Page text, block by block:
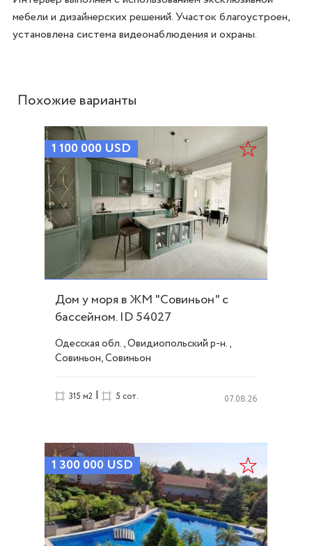
мебели и дизайнерских решений. Участок благоустроен,
установлена система видеонаблюдения и охраны.
Похожие варианты
1 100 000 USD
Дом у моря в ЖМ "Совиньон" с
бассейном. ID 54027
Одесская обл., Овидиопольский р-н.,
Совиньон, Совиньон
315 м2 | 5 сот. 07.08.26
1 300 000 USD